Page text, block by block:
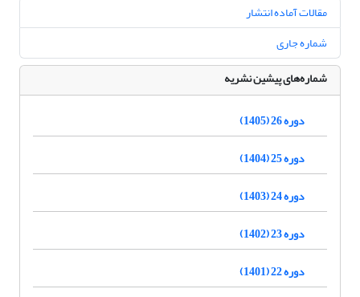
مقالات آماده انتشار
شماره جاری
شماره‌های پیشین نشریه
دوره 26 (1405)
دوره 25 (1404)
دوره 24 (1403)
دوره 23 (1402)
دوره 22 (1401)